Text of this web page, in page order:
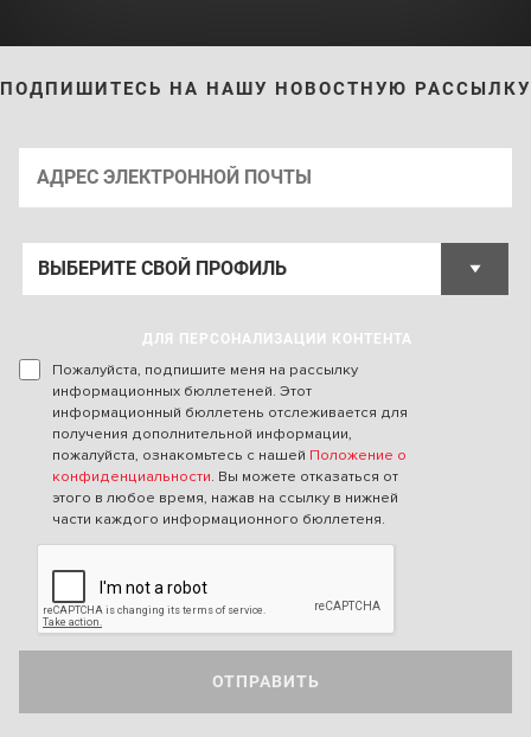
ПОДПИШИТЕСЬ НА НАШУ НОВОСТНУЮ РАССЫЛКУ
ДЛЯ ПЕРСОНАЛИЗАЦИИ КОНТЕНТА
Пожалуйста, подпишите меня на рассылку
информационных бюллетеней. Этот
информационный бюллетень отслеживается для
получения дополнительной информации,
пожалуйста, ознакомьтесь с нашей Положение о
конфиденциальности. Вы можете отказаться от
этого в любое время, нажав на ссылку в нижней
части каждого информационного бюллетеня.
ОТПРАВИТЬ